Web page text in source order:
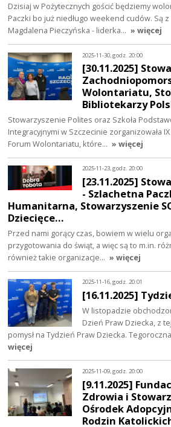
Dzisiaj w Pożytecznych gościć będziemy
Paczki bo już niedługo weekend cudów. Są
Magdalena Pieczyńska - liderka… » więcej
2025-11-30, godz. 20:00
[30.11.2025]
Wolontariatu,
Bibliotekarzy
Stowarzyszenie Polites oraz Szkoła
Integracyjnymi w Szczecinie zorganizowała
Forum Wolontariatu, które… » więcej
2025-11-23, godz. 20:00
[23.11.2025]
- Szlachetna
Humanitarna, Stowarzyszenie
Dziecięce…
Przed nami gorący czas, bowiem w wielu
przygotowania do świąt, a więc są to m.in.
również takie organizacje… » więcej
2025-11-16, godz. 20:01
[16.11.2025]
W listopadzie
Dzień Praw Dziecka, z
pomysł na Tydzień Praw Dziecka.
więcej
2025-11-09, godz. 20:00
[9.11.2025]
Zdrowia i
Ośrodek
Rodzin